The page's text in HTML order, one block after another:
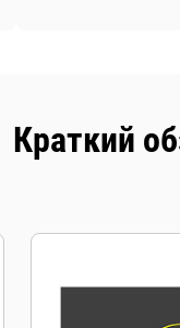
Краткий